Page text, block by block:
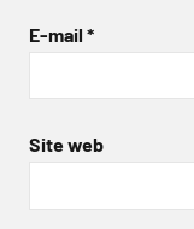
E-mail *
Site web